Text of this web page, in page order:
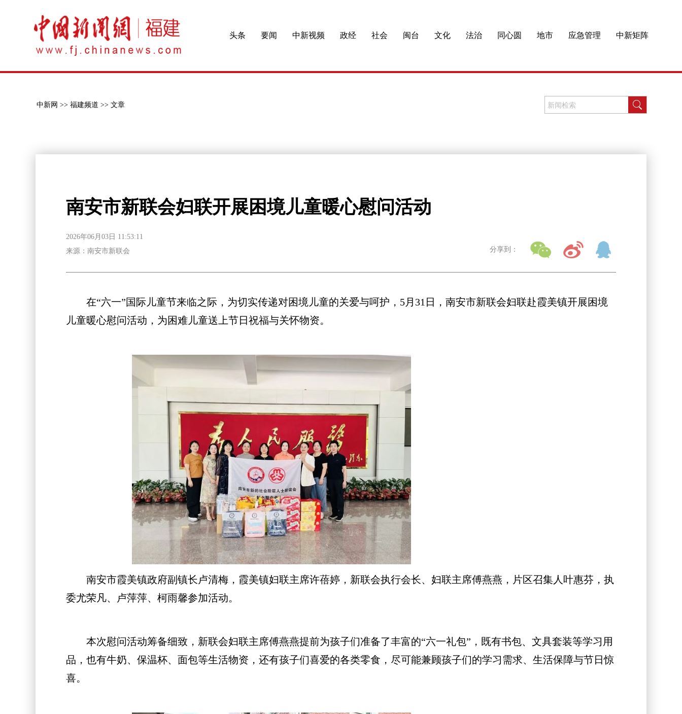
头条 要闻 中新视频 政经 社会 闽台 文化 法治 同心圆 地市 应急管理 中新矩阵
中新网 >> 福建频道 >> 文章
南安市新联会妇联开展困境儿童暖心慰问活动
2026年06月03日 11:53:11
来源：南安市新联会
分享到：
在“六一”国际儿童节来临之际，为切实传递对困境儿童的关爱与呵护，5月31日，南安市新联会妇联赴霞美镇开展困境
儿童暖心慰问活动，为困难儿童送上节日祝福与关怀物资。
南安市霞美镇政府副镇长卢清梅，霞美镇妇联主席许蓓婷，新联会执行会长、妇联主席傅燕燕，片区召集人叶惠芬，执
委尤荣凡、卢萍萍、柯雨馨参加活动。
本次慰问活动筹备细致，新联会妇联主席傅燕燕提前为孩子们准备了丰富的“六一礼包”，既有书包、文具套装等学习用
品，也有牛奶、保温杯、面包等生活物资，还有孩子们喜爱的各类零食，尽可能兼顾孩子们的学习需求、生活保障与节日惊
喜。